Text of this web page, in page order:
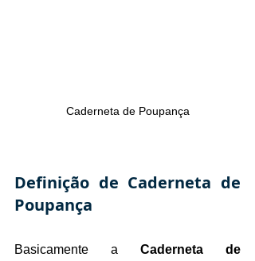
Caderneta de Poupança
Definição de Caderneta de
Poupança
Basicamente a Caderneta de